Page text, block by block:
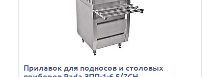
Прилавок для подносов и столовых